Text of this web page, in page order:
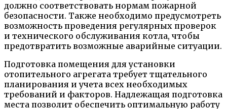
должно соответствовать нормам пожарной
безопасности. Также необходимо предусмотреть
возможность проведения регулярных проверок
и технического обслуживания котла, чтобы
предотвратить возможные аварийные ситуации.
Подготовка помещения для установки
отопительного агрегата требует тщательного
планирования и учета всех необходимых
требований и факторов. Надлежащая подготовка
места позволит обеспечить оптимальную работу